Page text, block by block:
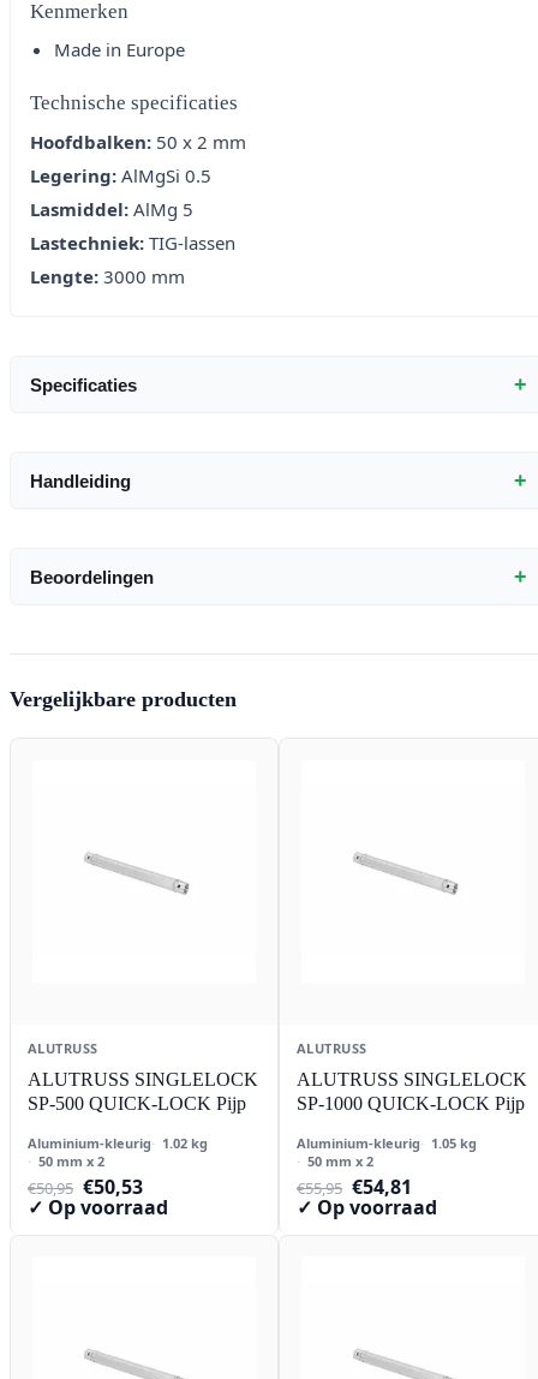
Kenmerken
Made in Europe
Technische specificaties
Hoofdbalken: 50 x 2 mm
Legering: AlMgSi 0.5
Lasmiddel: AlMg 5
Lastechniek: TIG-lassen
Lengte: 3000 mm
Specificaties +
Handleiding +
Beoordelingen +
Vergelijkbare producten
ALUTRUSS
ALUTRUSS SINGLELOCK
SP-500 QUICK-LOCK Pijp
Aluminium-kleurig
1.02 kg
50 mm x 2
€50,95 Oorspronkelijke
prijs
€50,53Huidige
prijs
✓ Op voorraad
ALUTRUSS
ALUTRUSS SINGLELOCK
SP-1000 QUICK-LOCK Pijp
Aluminium-kleurig
1.05 kg
50 mm x 2
€55,95 Oorspronkelijke
prijs
€54,81
prijs
✓ Op voorraad